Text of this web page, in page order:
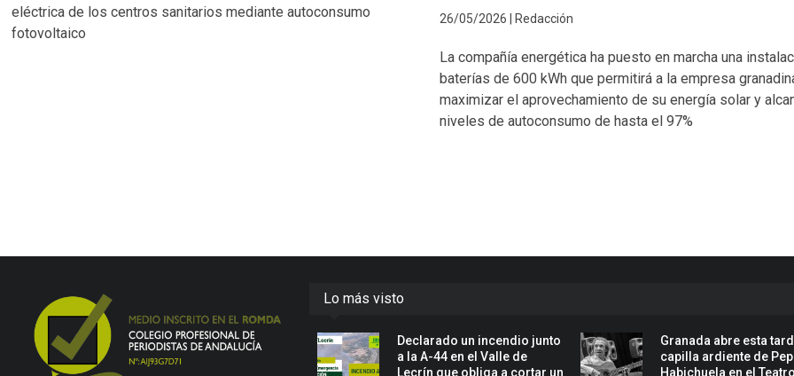
eléctrica de los centros sanitarios mediante autoconsumo
fotovoltaico
26/05/2026 | Redacción
La compañía energética ha puesto en marcha una
baterías de 600 kWh que permitirá a la empresa
maximizar el aprovechamiento de su energía solar y
niveles de autoconsumo de hasta el 97%
Lo más visto
Declarado un incendio junto
a la A-44 en el Valle de
Lecrín que obliga a cortar un
Granada abre esta
capilla ardiente de
Habichuela en el